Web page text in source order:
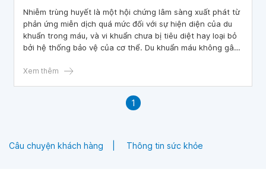
Nhiễm trùng huyết là một hội chứng lâm sàng xuất phát từ
phản ứng miễn dịch quá mức đối với sự hiện diện của du
khuẩn trong máu, và vi khuẩn chưa bị tiêu diệt hay loại bỏ
bởi hệ thống bảo vệ của cơ thể. Du khuẩn máu không gây
Xem thêm
1
Câu chuyện khách hàng Thông tin sức khỏe